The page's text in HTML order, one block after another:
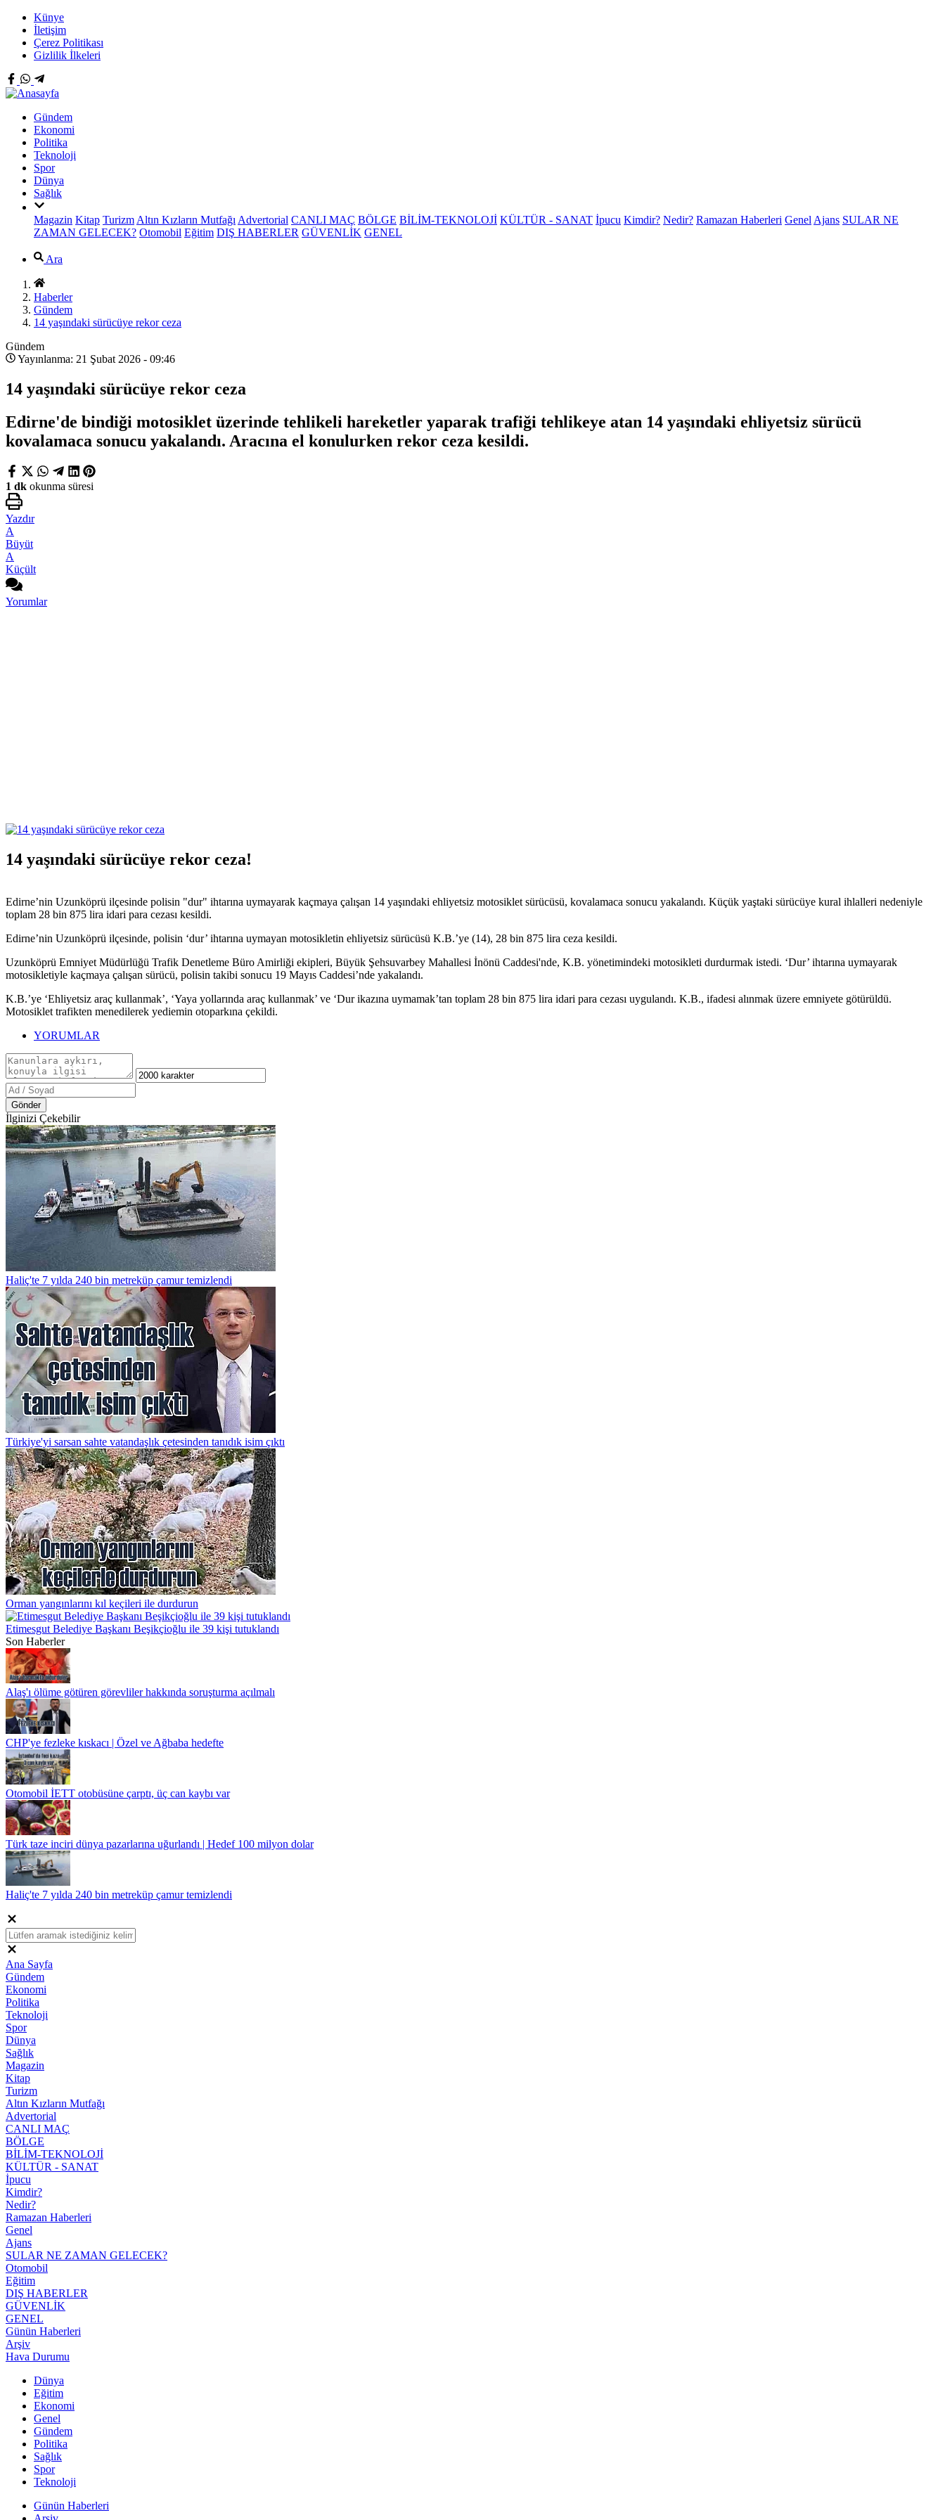
Künye
İletişim
Çerez Politikası
Gizlilik İlkeleri
Gündem
Ekonomi
Politika
Teknoloji
Spor
Dünya
Sağlık
Magazin Kitap Turizm Altın Kızların Mutfağı Advertorial CANLI MAÇ BÖLGE BİLİM-TEKNOLOJİ KÜLTÜR - SANAT İpucu Kimdir? Nedir? Ramazan Haberleri Genel Ajans SULAR NE
ZAMAN GELECEK? Otomobil Eğitim DIŞ HABERLER GÜVENLİK GENEL
Ara
Haberler
Gündem
14 yaşındaki sürücüye rekor ceza
Gündem
Yayınlanma: 21 Şubat 2026 - 09:46
14 yaşındaki sürücüye rekor ceza
Edirne'de bindiği motosiklet üzerinde tehlikeli hareketler yaparak trafiği tehlikeye atan 14 yaşındaki ehliyetsiz sürücü
kovalamaca sonucu yakalandı. Aracına el konulurken rekor ceza kesildi.
1 dk okunma süresi
Yazdır
A
Büyüt
A
Küçült
Yorumlar
14 yaşındaki sürücüye rekor ceza!
Edirne’nin Uzunköprü ilçesinde polisin "dur" ihtarına uymayarak kaçmaya çalışan 14 yaşındaki ehliyetsiz motosiklet sürücüsü, kovalamaca sonucu yakalandı. Küçük yaştaki sürücüye kural ihlalleri nedeniyle
toplam 28 bin 875 lira idari para cezası kesildi.
Edirne’nin Uzunköprü ilçesinde, polisin ‘dur’ ihtarına uymayan motosikletin ehliyetsiz sürücüsü K.B.’ye (14), 28 bin 875 lira ceza kesildi.
Uzunköprü Emniyet Müdürlüğü Trafik Denetleme Büro Amirliği ekipleri, Büyük Şehsuvarbey Mahallesi İnönü Caddesi'nde, K.B. yönetimindeki motosikleti durdurmak istedi. ‘Dur’ ihtarına uymayarak
motosikletiyle kaçmaya çalışan sürücü, polisin takibi sonucu 19 Mayıs Caddesi’nde yakalandı.
K.B.’ye ‘Ehliyetsiz araç kullanmak’, ‘Yaya yollarında araç kullanmak’ ve ‘Dur ikazına uymamak’tan toplam 28 bin 875 lira idari para cezası uygulandı. K.B., ifadesi alınmak üzere emniyete götürüldü.
Motosiklet trafikten menedilerek yediemin otoparkına çekildi.
YORUMLAR
Gönder
İlginizi Çekebilir
Haliç'te 7 yılda 240 bin metreküp çamur temizlendi
Türkiye'yi sarsan sahte vatandaşlık çetesinden tanıdık isim çıktı
Orman yangınlarını kıl keçileri ile durdurun
Etimesgut Belediye Başkanı Beşikçioğlu ile 39 kişi tutuklandı
Son Haberler
Alaş'ı ölüme götüren görevliler hakkında soruşturma açılmalı
CHP'ye fezleke kıskacı | Özel ve Ağbaba hedefte
Otomobil İETT otobüsüne çarptı, üç can kaybı var
Türk taze inciri dünya pazarlarına uğurlandı | Hedef 100 milyon dolar
Haliç'te 7 yılda 240 bin metreküp çamur temizlendi
Ana Sayfa
Gündem
Ekonomi
Politika
Teknoloji
Spor
Dünya
Sağlık
Magazin
Kitap
Turizm
Altın Kızların Mutfağı
Advertorial
CANLI MAÇ
BÖLGE
BİLİM-TEKNOLOJİ
KÜLTÜR - SANAT
İpucu
Kimdir?
Nedir?
Ramazan Haberleri
Genel
Ajans
SULAR NE ZAMAN GELECEK?
Otomobil
Eğitim
DIŞ HABERLER
GÜVENLİK
GENEL
Günün Haberleri
Arşiv
Hava Durumu
Dünya
Eğitim
Ekonomi
Genel
Gündem
Politika
Sağlık
Spor
Teknoloji
Günün Haberleri